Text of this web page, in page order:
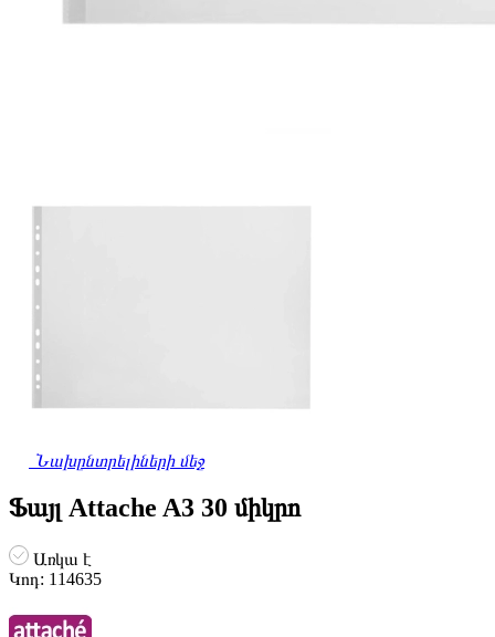
Նախընտրելիների մեջ
Ֆայլ Attache A3 30 միկրո
Առկա է
Կոդ: 114635